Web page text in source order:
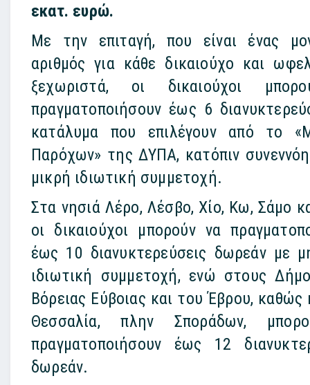
εκατ. ευρώ.
Με την επιταγή, που είναι ένας
αριθμός για κάθε δικαιούχο και
ξεχωριστά, οι δικαιούχοι
πραγματοποιήσουν έως 6
κατάλυμα που επιλέγουν από το
Παρόχων» της ΔΥΠΑ, κατόπιν
μικρή ιδιωτική συμμετοχή.
Στα νησιά Λέρο, Λέσβο, Χίο, Κω, Σάμο
οι δικαιούχοι μπορούν να
έως 10 διανυκτερεύσεις δωρεάν με
ιδιωτική συμμετοχή, ενώ στους
Βόρειας Εύβοιας και του Έβρου, καθώς
Θεσσαλία, πλην Σποράδων,
πραγματοποιήσουν έως 12
δωρεάν.